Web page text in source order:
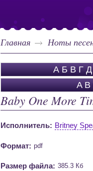
Главная Ноты
А Б В Г Д
A B
Baby One More
Исполнитель: Britney
Формат: pdf
Размер файла: 385.3 Кб